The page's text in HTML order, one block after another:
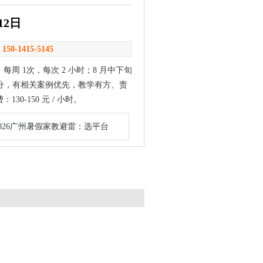
日
150-1415-5145
周 1次，每次 2 小时；8 月中下旬
，有相关案例优先，教学有方、责
130-150 元 / 小时。
广州暑假家教避雷：选平台